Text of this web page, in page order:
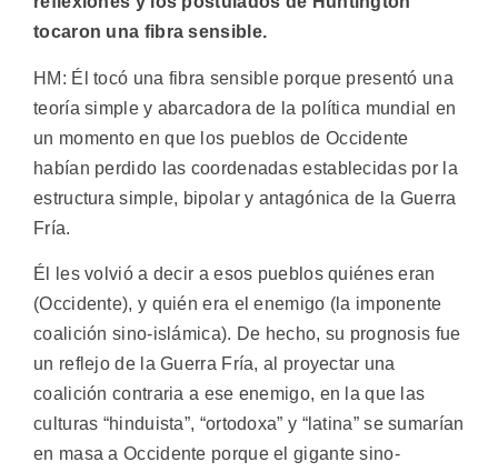
tocaron una fibra sensible.
HM: Él tocó una fibra sensible porque presentó una
teoría simple y abarcadora de la política mundial en
un momento en que los pueblos de Occidente
habían perdido las coordenadas establecidas por la
estructura simple, bipolar y antagónica de la Guerra
Fría.
Él les volvió a decir a esos pueblos quiénes eran
(Occidente), y quién era el enemigo (la imponente
coalición sino-islámica). De hecho, su prognosis fue
un reflejo de la Guerra Fría, al proyectar una
coalición contraria a ese enemigo, en la que las
culturas “hinduista”, “ortodoxa” y “latina” se sumarían
en masa a Occidente porque el gigante sino-